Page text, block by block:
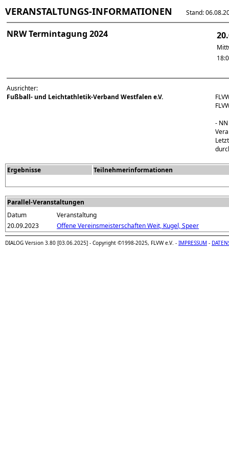
VERANSTALTUNGS-INFORMATIONEN Stand:
NRW Termintagung 2024
Ausrichter:
Fußball- und Leichtathletik-Verband Westfalen e.V.
- NN
Ergebnisse Teilnehmerinformationen
Parallel-Veranstaltungen
Datum
Veranstaltung
20.09.2023
Offene Vereinsmeisterschaften Weit, Kugel, Speer
DIALOG Version 3.80 [03.06.2025] - Copyright ©1998-2025, FLVW e.V. - IMPRESSUM -